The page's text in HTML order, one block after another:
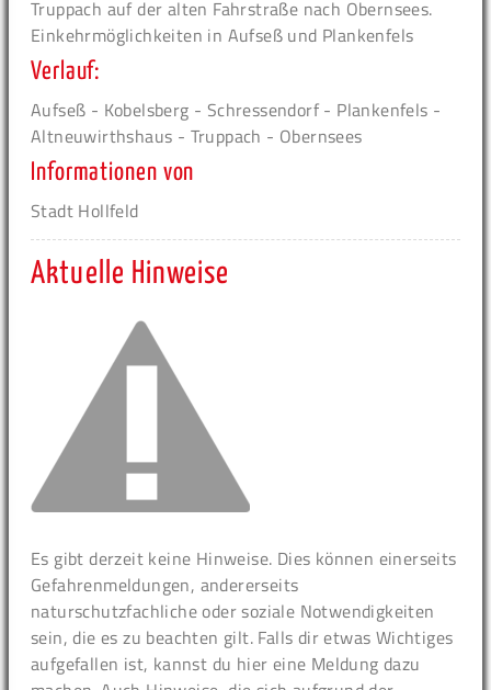
Truppach auf der alten Fahrstraße nach Obernsees.
Einkehrmöglichkeiten in Aufseß und Plankenfels
Verlauf:
Aufseß - Kobelsberg - Schressendorf - Plankenfels -
Altneuwirthshaus - Truppach - Obernsees
Informationen von
Stadt Hollfeld
Aktuelle Hinweise
Es gibt derzeit keine Hinweise. Dies können einerseits
Gefahrenmeldungen, andererseits
naturschutzfachliche oder soziale Notwendigkeiten
sein, die es zu beachten gilt. Falls dir etwas Wichtiges
aufgefallen ist, kannst du hier eine Meldung dazu